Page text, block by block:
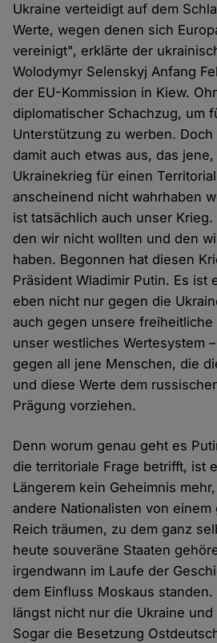
Ukraine verteidigt auf dem
Werte, wegen denen sich
vereinigt", erklärte der
Wolodymyr Selenskyj Anfang
der EU-Kommission in Kiew.
diplomatischer Schachzug, um
Unterstützung zu werben.
damit auch etwas aus, das
Ukrainekrieg für einen
anscheinend nicht wahrhaben
ist tatsächlich auch unser Krieg.
den wir nicht wollten und den
haben. Begonnen hat diesen
Präsident Wladimir Putin. Es ist
eben nicht nur gegen die
auch gegen unsere
unser westliches Wertesystem
gegen all jene Menschen, die
und diese Werte dem
Prägung vorziehen.
Denn worum genau geht es
die territoriale Frage betrifft, ist
Längerem kein Geheimnis
andere Nationalisten von
Reich träumen, zu dem ganz
heute souveräne Staaten
irgendwann im Laufe der
dem Einfluss Moskaus
längst nicht nur die Ukraine
Sogar die Besetzung